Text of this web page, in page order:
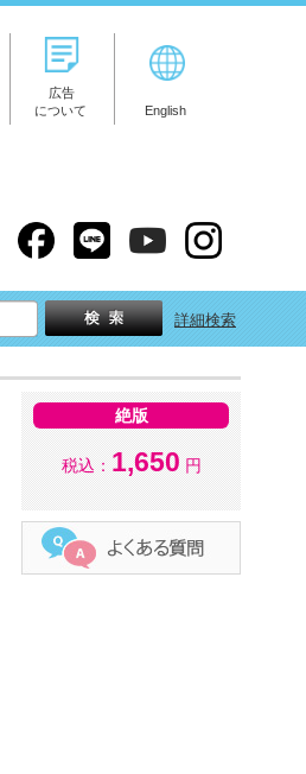
広告
について
English
詳細検索
絶版
税込： 1,650 円